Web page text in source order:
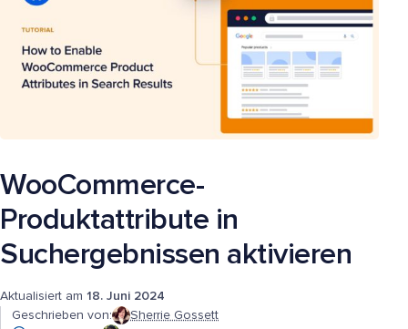
WooCommerce-
Produktattribute in
Suchergebnissen aktivieren
Aktualisiert am 18. Juni 2024
Geschrieben von:
Sherrie Gossett